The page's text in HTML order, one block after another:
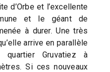
d’Orbe et l’excellente
et le géant de
à durer. Une très
arrive en parallèle
Gruvatiez à
Si ces nouveaux